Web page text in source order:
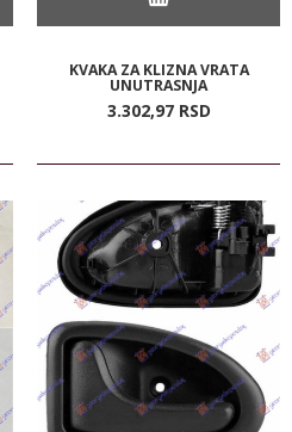
KVAKA ZA KLIZNA VRATA
UNUTRASNJA
3.302,97 RSD